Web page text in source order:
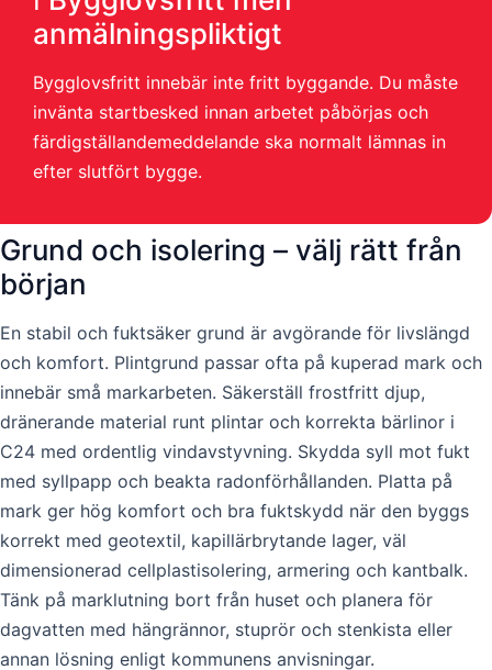
anmälningspliktigt
Bygglovsfritt innebär inte fritt byggande. Du måste
invänta startbesked innan arbetet påbörjas och
färdigställandemeddelande ska normalt lämnas in
efter slutfört bygge.
Grund och isolering – välj rätt från
början
En stabil och fuktsäker grund är avgörande för livslängd
och komfort. Plintgrund passar ofta på kuperad mark och
innebär små markarbeten. Säkerställ frostfritt djup,
dränerande material runt plintar och korrekta bärlinor i
C24 med ordentlig vindavstyvning. Skydda syll mot fukt
med syllpapp och beakta radonförhållanden. Platta på
mark ger hög komfort och bra fuktskydd när den byggs
korrekt med geotextil, kapillärbrytande lager, väl
dimensionerad cellplastisolering, armering och kantbalk.
Tänk på marklutning bort från huset och planera för
dagvatten med hängrännor, stuprör och stenkista eller
annan lösning enligt kommunens anvisningar.